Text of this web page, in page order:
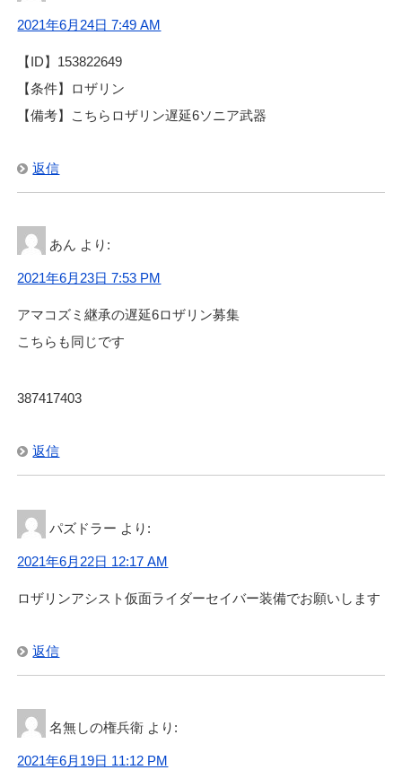
2021年6月24日 7:49 AM
【ID】153822649
【条件】ロザリン
【備考】こちらロザリン遅延6ソニア武器
返信
あん より:
2021年6月23日 7:53 PM
アマコズミ継承の遅延6ロザリン募集
こちらも同じです
387417403
返信
パズドラー より:
2021年6月22日 12:17 AM
ロザリンアシスト仮面ライダーセイバー装備でお願いします
返信
名無しの権兵衛 より:
2021年6月19日 11:12 PM